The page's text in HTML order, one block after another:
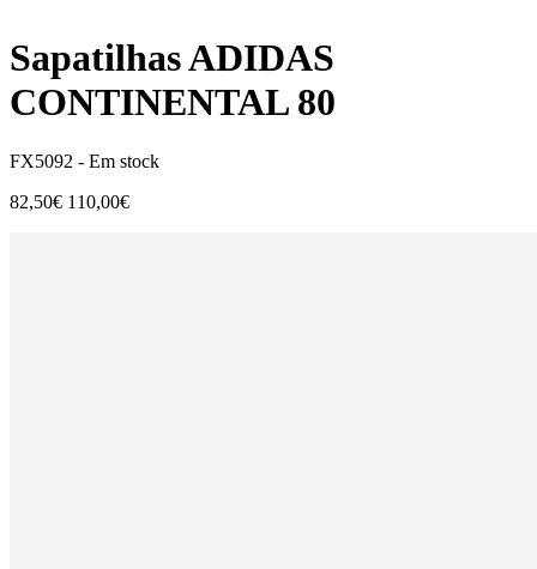
Sapatilhas ADIDAS
CONTINENTAL 80
FX5092 - Em stock
82,50€ 110,00€